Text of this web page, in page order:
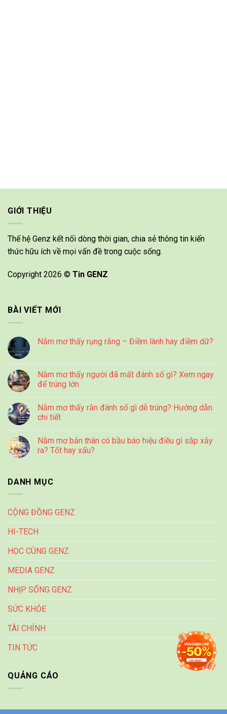
GIỚI THIỆU
Thế hệ Genz kết nối dòng thời gian, chia sẻ thông tin kiến
thức hữu ích về mọi vấn đề trong cuộc sống.
Copyright 2026 © Tin GENZ
BÀI VIẾT MỚI
Nằm mơ thấy rụng răng – Điềm lành hay điềm dữ?
Nằm mơ thấy người đã mất đánh số gì? Xem ngay
để trúng lớn
Nằm mơ thấy rắn đánh số gì dễ trúng? Hướng dẫn
chi tiết
Nằm mơ bản thân có bầu báo hiệu điều gì sắp xảy
ra? Tốt hay xấu?
DANH MỤC
CỘNG ĐỒNG GENZ
HI-TECH
HỌC CÙNG GENZ
MEDIA GENZ
NHỊP SỐNG GENZ
SỨC KHỎE
TÀI CHÍNH
TIN TỨC
QUẢNG CÁO